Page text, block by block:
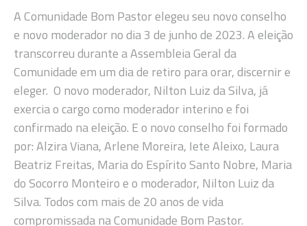
A Comunidade Bom Pastor elegeu seu novo conselho
e novo moderador no dia 3 de junho de 2023. A eleição
transcorreu durante a Assembleia Geral da
Comunidade em um dia de retiro para orar, discernir e
eleger. O novo moderador, Nilton Luiz da Silva, já
exercia o cargo como moderador interino e foi
confirmado na eleição. E o novo conselho foi formado
por: Alzira Viana, Arlene Moreira, Iete Aleixo, Laura
Beatriz Freitas, Maria do Espírito Santo Nobre, Maria
do Socorro Monteiro e o moderador, Nilton Luiz da
Silva. Todos com mais de 20 anos de vida
compromissada na Comunidade Bom Pastor.